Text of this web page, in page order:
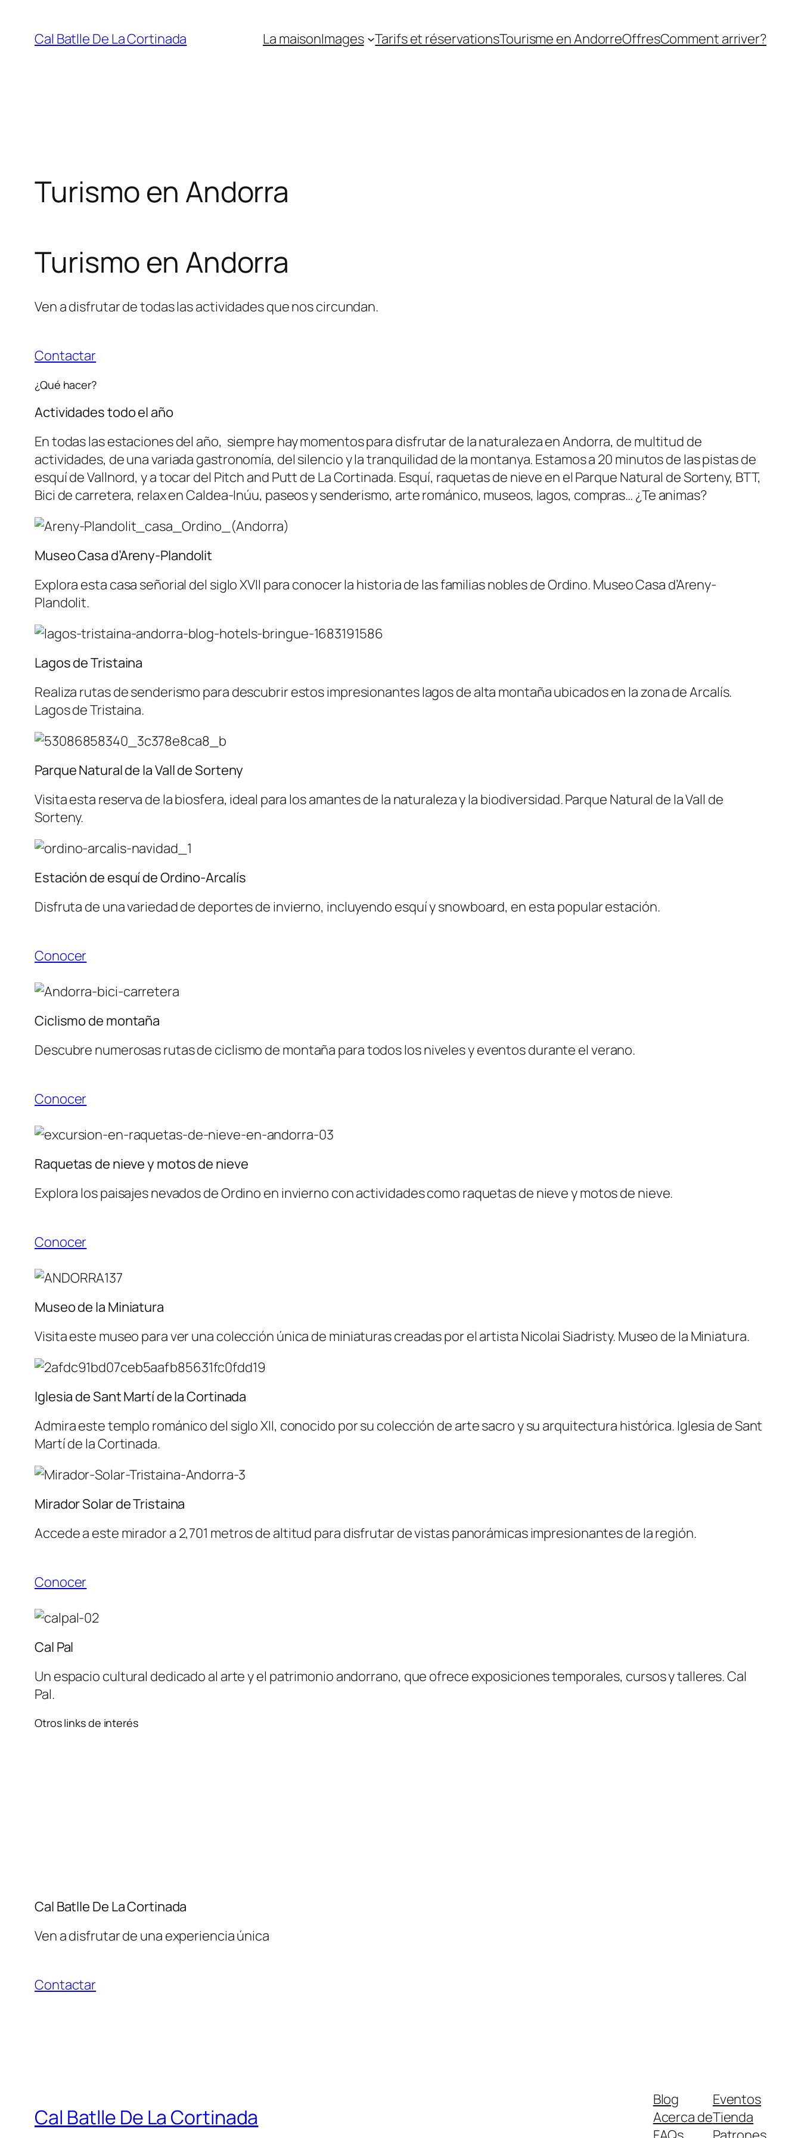
contenido
Cal Batlle De La Cortinada La maisonImages Tarifs et réservationsTourisme en AndorreOffresComment arriver?
Turismo en Andorra
Turismo en Andorra
Ven a disfrutar de todas las actividades que nos circundan.
Contactar
¿Qué hacer?
Actividades todo el año
En todas las estaciones del año, siempre hay momentos para disfrutar de la naturaleza en Andorra, de multitud de
actividades, de una variada gastronomía, del silencio y la tranquilidad de la montanya. Estamos a 20 minutos de las pistas de
esquí de Vallnord, y a tocar del Pitch and Putt de La Cortinada. Esquí, raquetas de nieve en el Parque Natural de Sorteny, BTT,
Bici de carretera, relax en Caldea-Inúu, paseos y senderismo, arte románico, museos, lagos, compras… ¿Te animas?
Museo Casa d’Areny-Plandolit
Explora esta casa señorial del siglo XVII para conocer la historia de las familias nobles de Ordino. Museo Casa d’Areny-
Plandolit.
Lagos de Tristaina
Realiza rutas de senderismo para descubrir estos impresionantes lagos de alta montaña ubicados en la zona de Arcalís.
Lagos de Tristaina.
Parque Natural de la Vall de Sorteny
Visita esta reserva de la biosfera, ideal para los amantes de la naturaleza y la biodiversidad. Parque Natural de la Vall de
Sorteny.
Estación de esquí de Ordino-Arcalís
Disfruta de una variedad de deportes de invierno, incluyendo esquí y snowboard, en esta popular estación.
Conocer
Ciclismo de montaña
Descubre numerosas rutas de ciclismo de montaña para todos los niveles y eventos durante el verano.
Conocer
Raquetas de nieve y motos de nieve
Explora los paisajes nevados de Ordino en invierno con actividades como raquetas de nieve y motos de nieve.
Conocer
Museo de la Miniatura
Visita este museo para ver una colección única de miniaturas creadas por el artista Nicolai Siadristy. Museo de la Miniatura.
Iglesia de Sant Martí de la Cortinada
Admira este templo románico del siglo XII, conocido por su colección de arte sacro y su arquitectura histórica. Iglesia de Sant
Martí de la Cortinada.
Mirador Solar de Tristaina
Accede a este mirador a 2,701 metros de altitud para disfrutar de vistas panorámicas impresionantes de la región.
Conocer
Cal Pal
Un espacio cultural dedicado al arte y el patrimonio andorrano, que ofrece exposiciones temporales, cursos y talleres. Cal
Pal.
Otros links de interés
Cal Batlle De La Cortinada
Ven a disfrutar de una experiencia única
Contactar
Cal Batlle De La Cortinada
Blog
Acerca de
Eventos
Tienda